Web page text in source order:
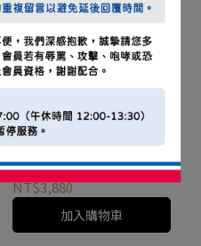
版棒球外套
NT$3,880
加入購物車